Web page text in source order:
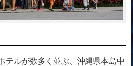
テルが数多く並ぶ、沖縄県本島中